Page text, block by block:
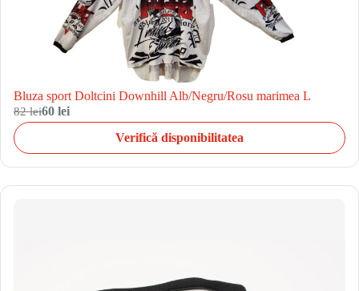
Bluza sport Doltcini Downhill Alb/Negru/Rosu marimea L
82 lei60 lei
Verifică disponibilitatea